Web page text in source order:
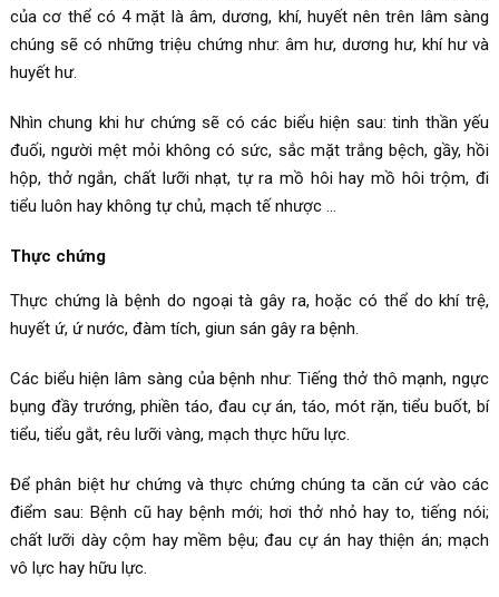
của cơ thể có 4 mặt là âm, dương, khí, huyết nên trên lâm sàng
chúng sẽ có những triệu chứng như: âm hư, dương hư, khí hư và
huyết hư.
Nhìn chung khi hư chứng sẽ có các biểu hiện sau: tinh thần yếu
đuối, người mệt mỏi không có sức, sắc mặt trắng bệch, gầy, hồi
hộp, thở ngắn, chất lưỡi nhạt, tự ra mồ hôi hay mồ hôi trộm, đi
tiểu luôn hay không tự chủ, mạch tế nhược …
Thực chứng
Thực chứng là bệnh do ngoại tà gây ra, hoặc có thể do khí trệ,
huyết ứ, ứ nước, đàm tích, giun sán gây ra bệnh.
Các biểu hiện lâm sàng của bệnh như: Tiếng thở thô mạnh, ngực
bụng đầy trướng, phiền táo, đau cự án, táo, mót rặn, tiểu buốt, bí
tiểu, tiểu gắt, rêu lưỡi vàng, mạch thực hữu lực.
Để phân biệt hư chứng và thực chứng chúng ta căn cứ vào các
điểm sau: Bệnh cũ hay bệnh mới; hơi thở nhỏ hay to, tiếng nói;
chất lưỡi dày cộm hay mềm bệu; đau cự án hay thiện án; mạch
vô lực hay hữu lực.